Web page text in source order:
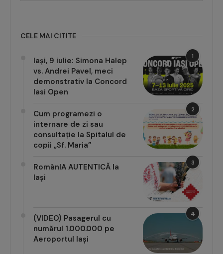
CELE MAI CITITE
1
Iași, 9 iulie: Simona Halep
vs. Andrei Pavel, meci
demonstrativ la Concord
Iasi Open
2
Cum programezi o
internare de zi sau
consultație la Spitalul de
copii „Sf. Maria”
3
RomânIA AUTENTICĂ la
Iași
4
(VIDEO) Pasagerul cu
numărul 1.000.000 pe
Aeroportul Iași